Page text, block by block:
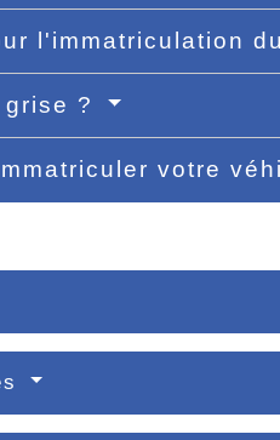
l'immatriculation
?
votre